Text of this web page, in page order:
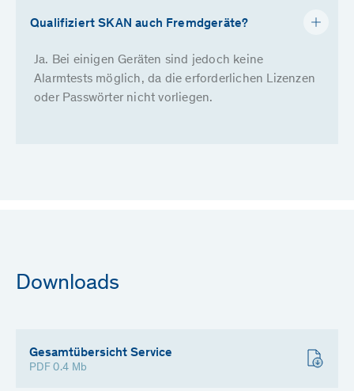
Qualifiziert SKAN auch Fremdgeräte?
Ja. Bei einigen Geräten sind jedoch keine
Alarmtests möglich, da die erforderlichen Lizenzen
oder Passwörter nicht vorliegen.
Downloads
Gesamtübersicht Service
PDF 0.4 Mb